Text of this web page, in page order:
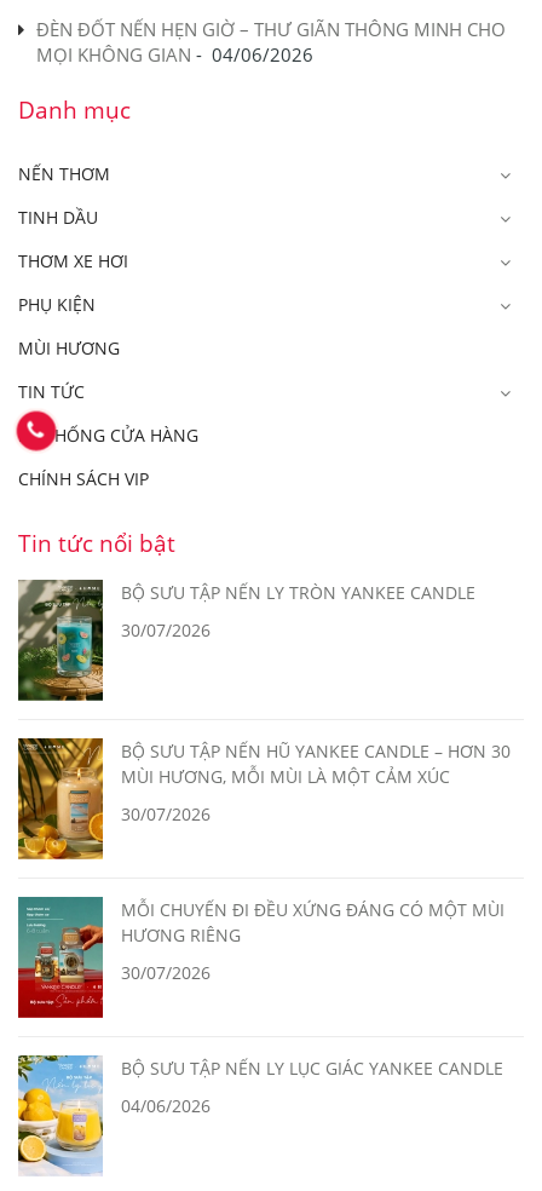
ĐÈN ĐỐT NẾN HẸN GIỜ – THƯ GIÃN THÔNG MINH CHO
MỌI KHÔNG GIAN - 04/06/2026
Danh mục
NẾN THƠM
TINH DẦU
THƠM XE HƠI
PHỤ KIỆN
MÙI HƯƠNG
TIN TỨC
HỆ THỐNG CỬA HÀNG
CHÍNH SÁCH VIP
Tin tức nổi bật
BỘ SƯU TẬP NẾN LY TRÒN YANKEE CANDLE
30/07/2026
BỘ SƯU TẬP NẾN HŨ YANKEE CANDLE – HƠN 30
MÙI HƯƠNG, MỖI MÙI LÀ MỘT CẢM XÚC
30/07/2026
MỖI CHUYẾN ĐI ĐỀU XỨNG ĐÁNG CÓ MỘT MÙI
HƯƠNG RIÊNG
30/07/2026
BỘ SƯU TẬP NẾN LY LỤC GIÁC YANKEE CANDLE
04/06/2026